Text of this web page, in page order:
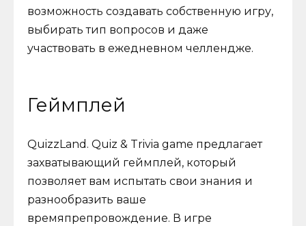
возможность создавать собственную игру,
выбирать тип вопросов и даже
участвовать в ежедневном челлендже.
Геймплей
QuizzLand. Quiz & Trivia game предлагает
захватывающий геймплей, который
позволяет вам испытать свои знания и
разнообразить ваше
времяпрепровождение. В игре